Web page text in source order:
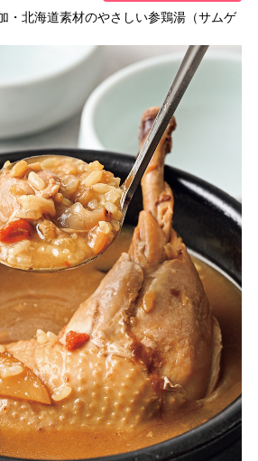
・北海道素材のやさしい参鶏湯（サムゲ